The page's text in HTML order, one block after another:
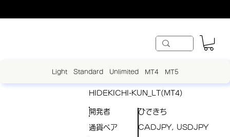
Light Standard Unlimited MT4 MT5
HIDEKICHI-KUN_LT(MT4)
開発者 ひできち
通貨ペア CADJPY, USDJPY